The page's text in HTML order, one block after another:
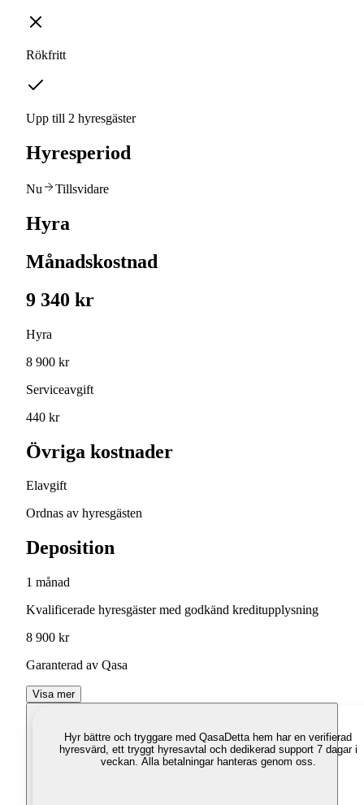
Rökfritt
Upp till 2 hyresgäster
Hyresperiod
Nu Tillsvidare
Hyra
Månadskostnad
9 340 kr
Hyra
8 900 kr
Serviceavgift
440 kr
Övriga kostnader
Elavgift
Ordnas av hyresgästen
Deposition
1 månad
Kvalificerade hyresgäster med godkänd kreditupplysning
8 900 kr
Garanterad av Qasa
Visa mer
Hyr bättre och tryggare med QasaDetta hem har en verifierad
hyresvärd, ett tryggt hyresavtal och dedikerad support 7 dagar i
veckan. Alla betalningar hanteras genom oss.